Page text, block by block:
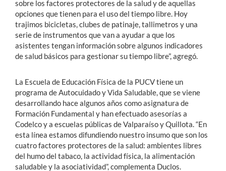
sobre los factores protectores de la salud y de aquellas
opciones que tienen para el uso del tiempo libre. Hoy
trajimos bicicletas, clubes de patinaje, tallimetros y una
serie de instrumentos que van a ayudar a que los
asistentes tengan información sobre algunos indicadores
de salud básicos para gestionar su tiempo libre”, agregó.
La Escuela de Educación Física de la PUCV tiene un
programa de Autocuidado y Vida Saludable, que se viene
desarrollando hace algunos años como asignatura de
Formación Fundamental y han efectuado asesorías a
Codelco y a escuelas públicas de Valparaíso y Quillota. “En
esta línea estamos difundiendo nuestro insumo que son los
cuatro factores protectores de la salud: ambientes libres
del humo del tabaco, la actividad física, la alimentación
saludable y la asociatividad”, complementa Duclos.